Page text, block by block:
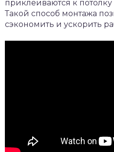
приклеиваются к
Такой способ монтажа
сэкономить и ускорить